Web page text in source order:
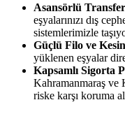
Asansörlü
eşyalarınızı dış
sistemlerimizle
Güçlü Filo ve
yüklenen eşyalar
Kapsamlı Sigorta
Kahramanmaraş ve
riske karşı koruma